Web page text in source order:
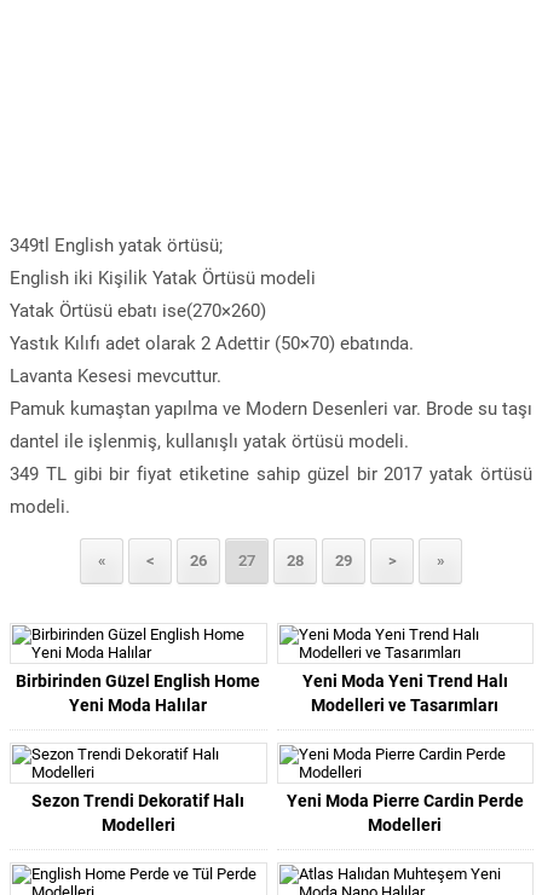
349tl English yatak örtüsü;
English iki Kişilik Yatak Örtüsü modeli
Yatak Örtüsü ebatı ise(270×260)
Yastık Kılıfı adet olarak 2 Adettir (50×70) ebatında.
Lavanta Kesesi mevcuttur.
Pamuk kumaştan yapılma ve Modern Desenleri var. Brode su taşı
dantel ile işlenmiş, kullanışlı yatak örtüsü modeli.
349 TL gibi bir fiyat etiketine sahip güzel bir 2017 yatak örtüsü
modeli.
« < 26 27 28 29 > »
Birbirinden Güzel English Home
Yeni Moda Halılar
Yeni Moda Yeni Trend Halı
Modelleri ve Tasarımları
Sezon Trendi Dekoratif Halı
Modelleri
Yeni Moda Pierre Cardin Perde
Modelleri